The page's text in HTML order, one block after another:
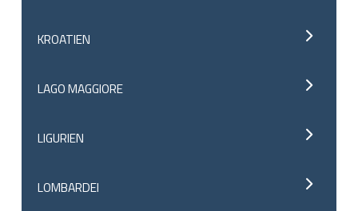
KROATIEN
LAGO MAGGIORE
LIGURIEN
LOMBARDEI